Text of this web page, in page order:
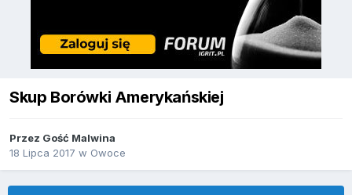
Skup Borówki Amerykańskiej
Przez Gość Malwina
18 Lipca 2017 w Owoce